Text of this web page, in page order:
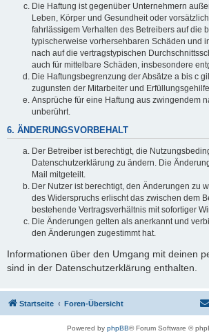
Die Haftung ist gegenüber Unternehmern
Leben, Körper und Gesundheit oder
fahrlässigem Verhalten des Betreibers auf die
typischerweise vorhersehbaren Schäden und
nach auf die vertragstypischen
auch für mittelbare Schäden, insbesondere
Die Haftungsbegrenzung der Absätze a bis c
zugunsten der Mitarbeiter und
Ansprüche für eine Haftung aus zwingendem
unberührt.
6. ÄNDERUNGSVORBEHALT
Der Betreiber ist berechtigt, die
Datenschutzerklärung zu ändern. Die
Mail mitgeteilt.
Der Nutzer ist berechtigt, den Änderungen zu
des Widerspruchs erlischt das zwischen dem
bestehende Vertragsverhältnis mit sofortiger
Die Änderungen gelten als anerkannt und
den Änderungen zugestimmt hat.
Informationen über den Umgang mit deinen
sind in der Datenschutzerklärung enthalten.
Startseite Foren-Übersicht
Powered by phpBB® Forum Software ©